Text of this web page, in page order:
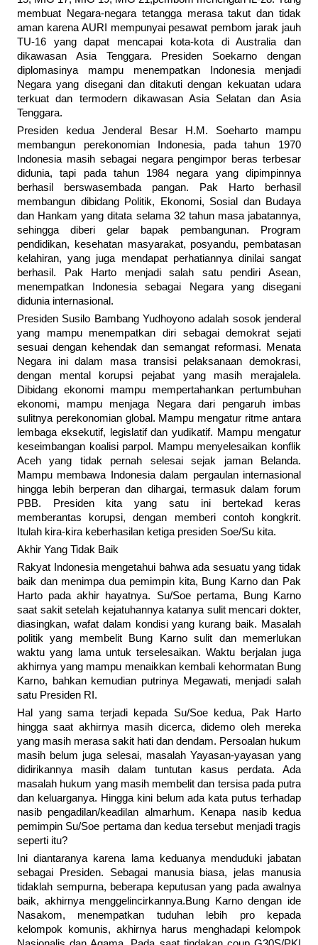
membuat Negara-negara tetangga merasa takut dan tidak
aman karena AURI mempunyai pesawat pembom jarak jauh
TU-16 yang dapat mencapai kota-kota di Australia dan
dikawasan Asia Tenggara. Presiden Soekarno dengan
diplomasinya mampu menempatkan Indonesia menjadi
Negara yang disegani dan ditakuti dengan kekuatan udara
terkuat dan termodern dikawasan Asia Selatan dan Asia
Tenggara.
Presiden kedua Jenderal Besar H.M. Soeharto mampu
membangun perekonomian Indonesia, pada tahun 1970
Indonesia masih sebagai negara pengimpor beras terbesar
didunia, tapi pada tahun 1984 negara yang dipimpinnya
berhasil berswasembada pangan. Pak Harto berhasil
membangun dibidang Politik, Ekonomi, Sosial dan Budaya
dan Hankam yang ditata selama 32 tahun masa jabatannya,
sehingga diberi gelar bapak pembangunan. Program
pendidikan, kesehatan masyarakat, posyandu, pembatasan
kelahiran, yang juga mendapat perhatiannya dinilai sangat
berhasil. Pak Harto menjadi salah satu pendiri Asean,
menempatkan Indonesia sebagai Negara yang disegani
didunia internasional.
Presiden Susilo Bambang Yudhoyono adalah sosok jenderal
yang mampu menempatkan diri sebagai demokrat sejati
sesuai dengan kehendak dan semangat reformasi. Menata
Negara ini dalam masa transisi pelaksanaan demokrasi,
dengan mental korupsi pejabat yang masih merajalela.
Dibidang ekonomi mampu mempertahankan pertumbuhan
ekonomi, mampu menjaga Negara dari pengaruh imbas
sulitnya perekonomian global. Mampu mengatur ritme antara
lembaga eksekutif, legislatif dan yudikatif. Mampu mengatur
keseimbangan koalisi parpol. Mampu menyelesaikan konflik
Aceh yang tidak pernah selesai sejak jaman Belanda.
Mampu membawa Indonesia dalam pergaulan internasional
hingga lebih berperan dan dihargai, termasuk dalam forum
PBB. Presiden kita yang satu ini bertekad keras
memberantas korupsi, dengan memberi contoh kongkrit.
Itulah kira-kira keberhasilan ketiga presiden Soe/Su kita.
Akhir Yang Tidak Baik
Rakyat Indonesia mengetahui bahwa ada sesuatu yang tidak
baik dan menimpa dua pemimpin kita, Bung Karno dan Pak
Harto pada akhir hayatnya. Su/Soe pertama, Bung Karno
saat sakit setelah kejatuhannya katanya sulit mencari dokter,
diasingkan, wafat dalam kondisi yang kurang baik. Masalah
politik yang membelit Bung Karno sulit dan memerlukan
waktu yang lama untuk terselesaikan. Waktu berjalan juga
akhirnya yang mampu menaikkan kembali kehormatan Bung
Karno, bahkan kemudian putrinya Megawati, menjadi salah
satu Presiden RI.
Hal yang sama terjadi kepada Su/Soe kedua, Pak Harto
hingga saat akhirnya masih dicerca, didemo oleh mereka
yang masih merasa sakit hati dan dendam. Persoalan hukum
masih belum juga selesai, masalah Yayasan-yayasan yang
didirikannya masih dalam tuntutan kasus perdata. Ada
masalah hukum yang masih membelit dan tersisa pada putra
dan keluarganya. Hingga kini belum ada kata putus terhadap
nasib pengadilan/keadilan almarhum. Kenapa nasib kedua
pemimpin Su/Soe pertama dan kedua tersebut menjadi tragis
seperti itu?
Ini diantaranya karena lama keduanya menduduki jabatan
sebagai Presiden. Sebagai manusia biasa, jelas manusia
tidaklah sempurna, beberapa keputusan yang pada awalnya
baik, akhirnya menggelincirkannya.Bung Karno dengan ide
Nasakom, menempatkan tuduhan lebih pro kepada
kelompok komunis, akhirnya harus menghadapi kelompok